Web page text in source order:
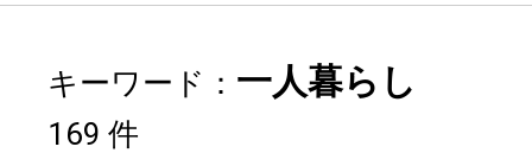
キーワード： 一人暮らし
169 件